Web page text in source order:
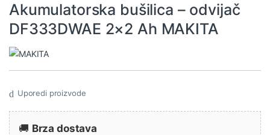
Akumulatorska bušilica – odvijač
DF333DWAE 2×2 Ah MAKITA
Uporedi proizvode
🚚 Brza dostava